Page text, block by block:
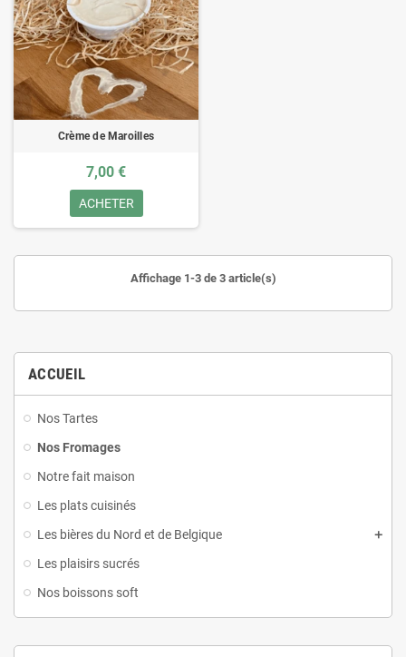
ACCUEIL
Nos Tartes
Nos Fromages
Notre fait maison
Les plats cuisinés
Les bières du Nord et de Belgique
Les plaisirs sucrés
Nos boissons soft
Crème de Maroilles
7,00 €
ACHETER
Affichage 1-3 de 3 article(s)